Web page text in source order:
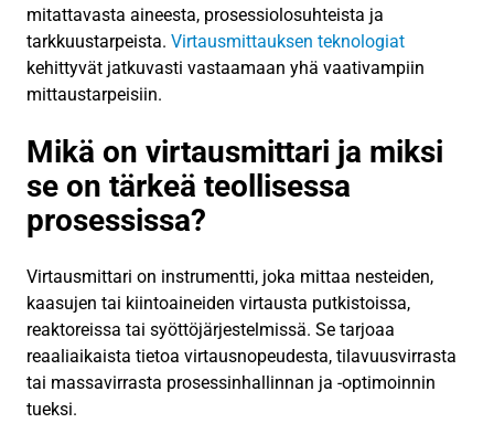
mitattavasta aineesta, prosessiolosuhteista ja
tarkkuustarpeista. Virtausmittauksen teknologiat
kehittyvät jatkuvasti vastaamaan yhä vaativampiin
mittaustarpeisiin.
Mikä on virtausmittari ja miksi
se on tärkeä teollisessa
prosessissa?
Virtausmittari on instrumentti, joka mittaa nesteiden,
kaasujen tai kiintoaineiden virtausta putkistoissa,
reaktoreissa tai syöttöjärjestelmissä. Se tarjoaa
reaaliaikaista tietoa virtausnopeudesta, tilavuusvirrasta
tai massavirrasta prosessinhallinnan ja -optimoinnin
tueksi.